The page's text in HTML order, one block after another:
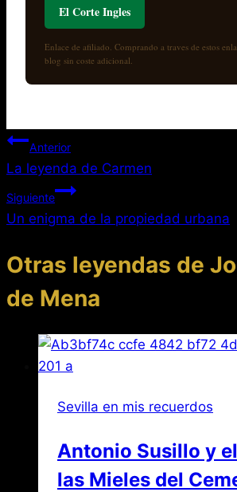
El Corte Ingles
Enlace de afiliado. Comprando a traves de estos
blog sin coste adicional.
Navegación
de
entradas
Anterior
La leyenda de Carmen
Siguiente
Un enigma de la propiedad urbana
Otras leyendas de
de Mena
Sevilla en mis recuerdos
Antonio Susillo y
las Mieles del